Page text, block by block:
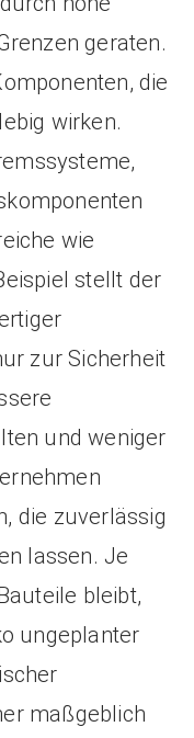
geraten.
die
wirken.
wie
stellt der
zur Sicherheit
und weniger
die zuverlässig
lassen. Je
bleibt,
ungeplanter
maßgeblich